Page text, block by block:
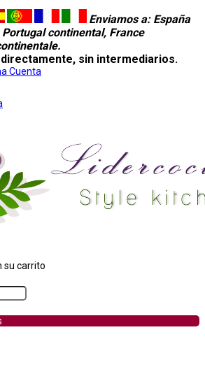
Enviamos a: España
continental, France
sin intermediarios.
Cuenta
su carrito